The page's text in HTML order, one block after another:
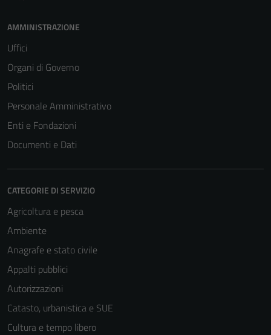
AMMINISTRAZIONE
Uffici
Organi di Governo
Politici
Personale Amministrativo
Enti e Fondazioni
Documenti e Dati
CATEGORIE DI SERVIZIO
Agricoltura e pesca
Ambiente
Anagrafe e stato civile
Appalti pubblici
Autorizzazioni
Catasto, urbanistica e SUE
Cultura e tempo libero